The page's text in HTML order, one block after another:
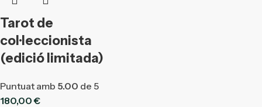
Tarot de
col·leccionista
(edició limitada)
Puntuat amb 5.00 de 5
180,00€